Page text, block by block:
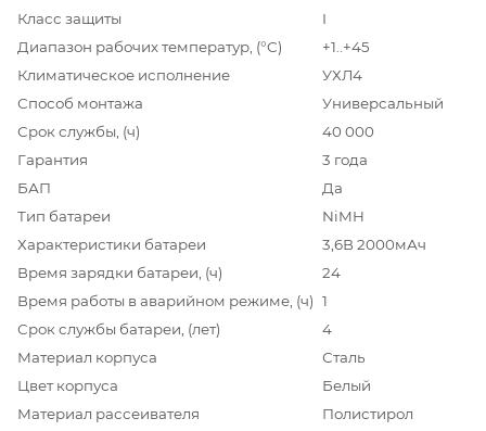
Класс защиты
I
Диапазон рабочих температур, (°С)
+1..+45
Климатическое исполнение
УХЛ4
Способ монтажа
Универсальный
Срок службы, (ч)
40 000
Гарантия
3 года
БАП
Да
Тип батареи
NiMH
Характеристики батареи
3,6В 2000мАч
Время зарядки батареи, (ч)
24
Время работы в аварийном режиме, (ч) 1
Срок службы батареи, (лет)
4
Материал корпуса
Сталь
Цвет корпуса
Белый
Материал рассеивателя
Полистирол